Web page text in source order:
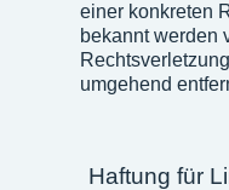
einer konkreten
bekannt werden
umgehend
Haftung für